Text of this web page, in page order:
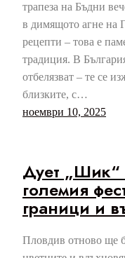
трапеза на Бъдни
в димящото агне на
рецепти – това е
традиция. В
отбелязват – те се
близките, с…
ноември 10, 2025
Дует „Шик“
големия
граници и
Пловдив отново ще